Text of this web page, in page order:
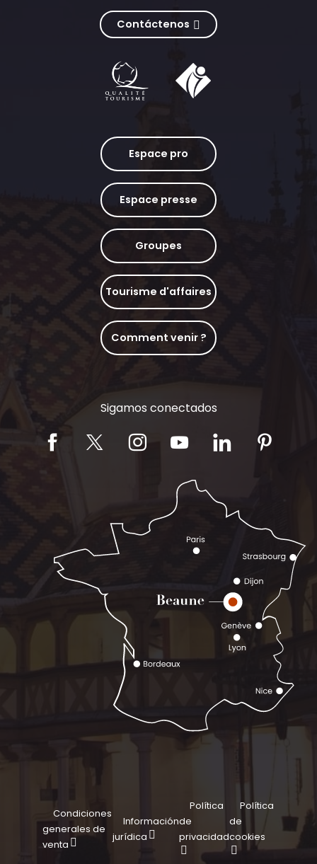
Contáctenos
Espace pro
Espace presse
Groupes
Tourisme d'affaires
Comment venir ?
Sigamos conectados
Condiciones
generales de
venta
Información
jurídica
Política
de
privacidad
Política
de
cookies